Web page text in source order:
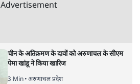
Advertisement
चीन के अतिक्रमण के दावों को अरुणाचल के सीएम
पेमा खांडू ने किया खारिज
3 Min• अरुणाचल प्रदेश